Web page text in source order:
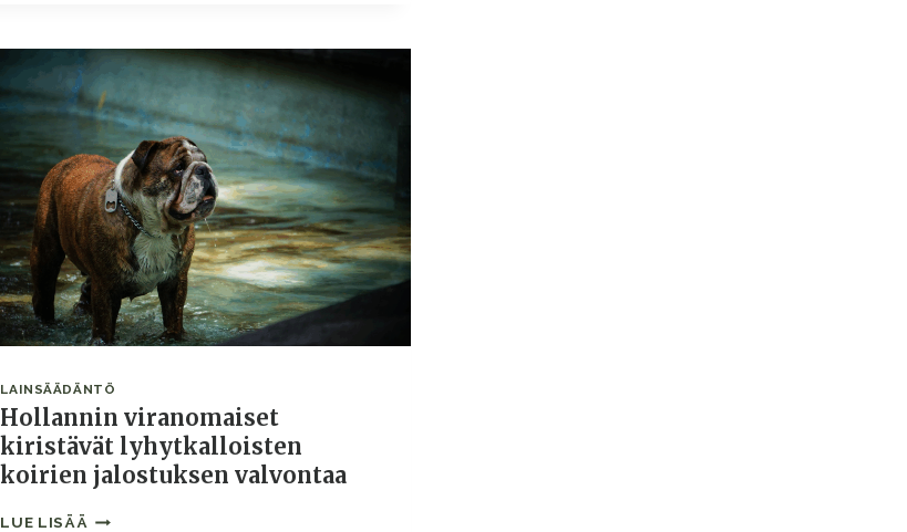
EUROJEN
ALA
LAINSÄÄDÄNTÖ
Hollannin viranomaiset
kiristävät lyhytkalloisten
koirien jalostuksen valvontaa
LUE LISÄÄ HOLLANNIN